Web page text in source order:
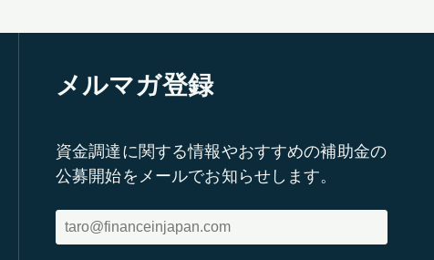
メルマガ登録
資金調達に関する情報やおすすめの補助金の
公募開始をメールでお知らせします。